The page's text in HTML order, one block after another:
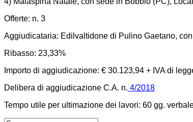
Offerte: n. 3
Aggiudicataria: Edilvaltidone di Pulino Gaetano,
Ribasso: 23,33%
Importo di aggiudicazione: € 30.123,94 + IVA di
Delibera di aggiudicazione C.A. n. 4/2018
Tempo utile per ultimazione dei lavori: 60 gg.